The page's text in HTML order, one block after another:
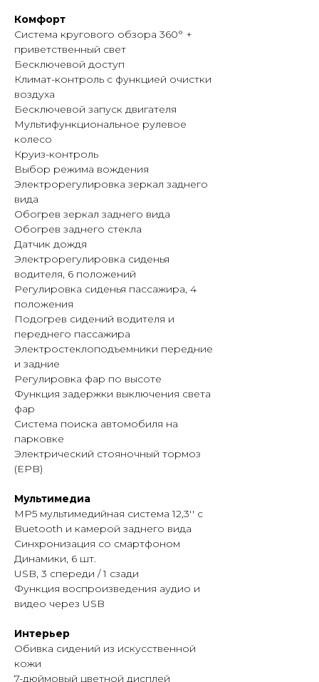
Комфорт
Система кругового обзора 360° +
приветственный свет
Бесключевой доступ
Климат-контроль с функцией очистки
воздуха
Бесключевой запуск двигателя
Мультифункциональное рулевое
колесо
Круиз-контроль
Выбор режима вождения
Электрорегулировка зеркал заднего
вида
Обогрев зеркал заднего вида
Обогрев заднего стекла
Датчик дождя
Электрорегулировка сиденья
водителя, 6 положений
Регулировка сиденья пассажира, 4
положения
Подогрев сидений водителя и
переднего пассажира
Электростеклоподъемники передние
и задние
Регулировка фар по высоте
Функция задержки выключения света
фар
Система поиска автомобиля на
парковке
Электрический стояночный тормоз
(EPB)
Мультимедиа
MP5 мультимедийная система 12,3'' с
Buetooth и камерой заднего вида
Синхронизация со смартфоном
Динамики, 6 шт.
USB, 3 спереди / 1 сзади
Функция воспроизведения аудио и
видео через USB
Интерьер
Обивка сидений из искусственной
кожи
7-дюймовый цветной дисплей